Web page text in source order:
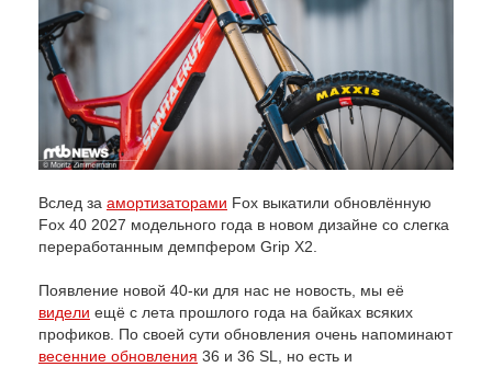
Вслед за амортизаторами Fox выкатили обновлённую
Fox 40 2027 модельного года в новом дизайне со слегка
переработанным демпфером Grip X2.
Появление новой 40-ки для нас не новость, мы её
видели ещё с лета прошлого года на байках всяких
профиков. По своей сути обновления очень напоминают
весенние обновления 36 и 36 SL, но есть и